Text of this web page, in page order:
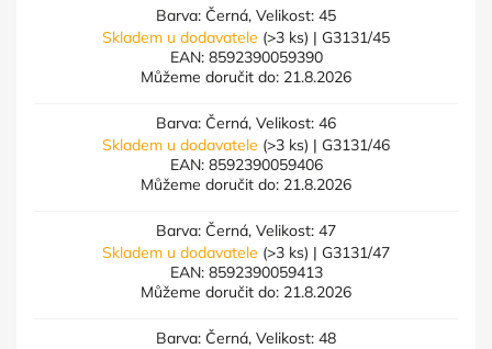
Barva: Černá, Velikost: 45
Skladem u dodavatele (>3 ks) | G3131/45
EAN: 8592390059390
Můžeme doručit do: 21.8.2026
Barva: Černá, Velikost: 46
Skladem u dodavatele (>3 ks) | G3131/46
EAN: 8592390059406
Můžeme doručit do: 21.8.2026
Barva: Černá, Velikost: 47
Skladem u dodavatele (>3 ks) | G3131/47
EAN: 8592390059413
Můžeme doručit do: 21.8.2026
Barva: Černá, Velikost: 48